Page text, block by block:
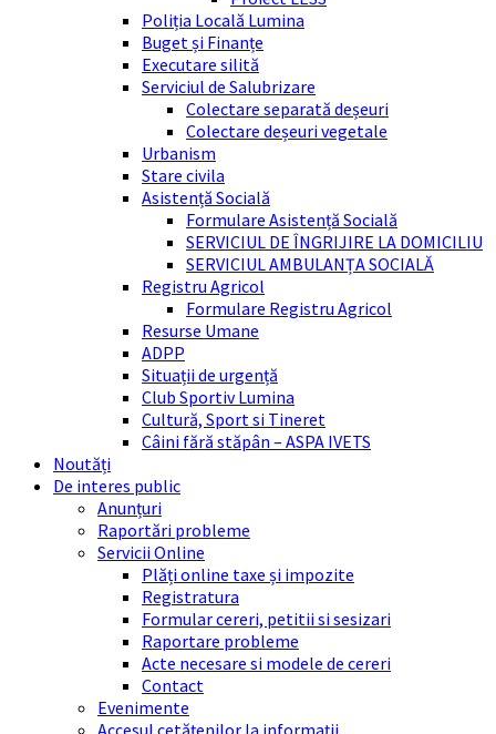
Poliția Locală Lumina
Buget și Finanțe
Executare silită
Serviciul de Salubrizare
Colectare separată deșeuri
Colectare deșeuri vegetale
Urbanism
Stare civila
Asistență Socială
Formulare Asistență Socială
SERVICIUL DE ÎNGRIJIRE LA DOMICILIU
SERVICIUL AMBULANȚA SOCIALĂ
Registru Agricol
Formulare Registru Agricol
Resurse Umane
ADPP
Situații de urgență
Club Sportiv Lumina
Cultură, Sport si Tineret
Câini fără stăpân – ASPA IVETS
Noutăți
De interes public
Anunțuri
Raportări probleme
Servicii Online
Plăți online taxe și impozite
Registratura
Formular cereri, petitii si sesizari
Raportare probleme
Acte necesare si modele de cereri
Contact
Evenimente
Accesul cetățenilor la informații